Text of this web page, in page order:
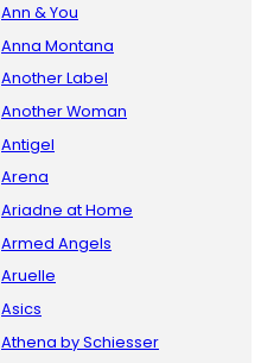
Ann & You
Anna Montana
Another Label
Another Woman
Antigel
Arena
Ariadne at Home
Armed Angels
Aruelle
Asics
Athena by Schiesser